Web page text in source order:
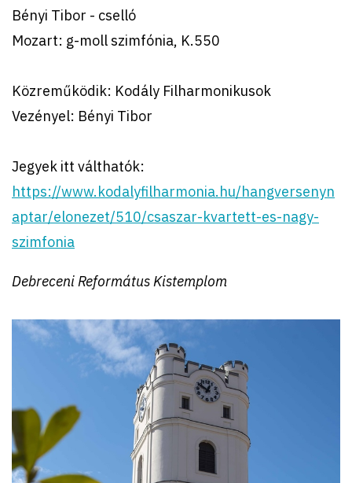
Bényi Tibor - cselló
Mozart: g-moll szimfónia, K.550
Közreműködik: Kodály Filharmonikusok
Vezényel: Bényi Tibor
Jegyek itt válthatók:
https://www.kodalyfilharmonia.hu/hangversenyn
aptar/elonezet/510/csaszar-kvartett-es-nagy-
szimfonia
Debreceni Református Kistemplom